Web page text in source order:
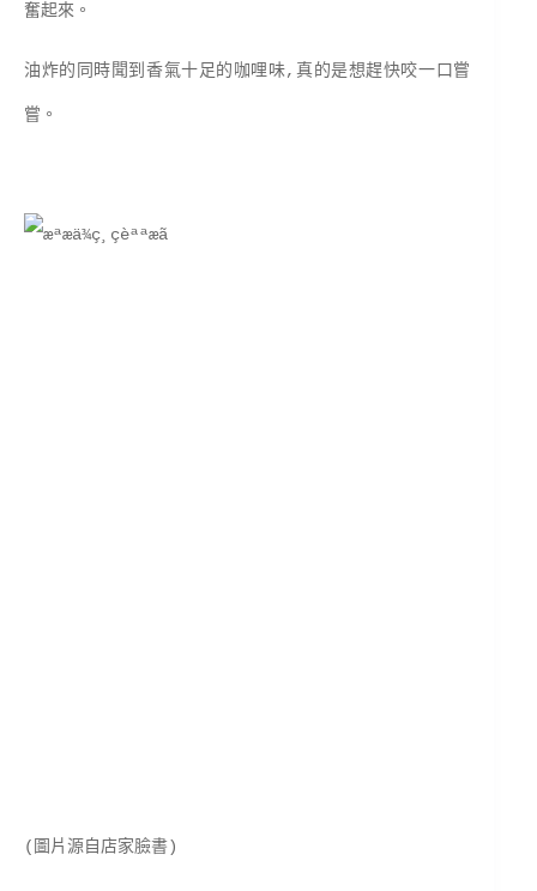
奮起來。
油炸的同時聞到香氣十足的咖哩味,真的是想趕快咬一口嘗
嘗。
(圖片源自店家臉書)